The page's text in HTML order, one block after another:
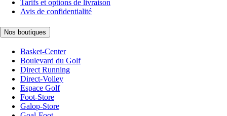
Tarifs et options de livraison
Avis de confidentialité
Nos boutiques
Basket-Center
Boulevard du Golf
Direct Running
Direct-Volley
Espace Golf
Foot-Store
Galop-Store